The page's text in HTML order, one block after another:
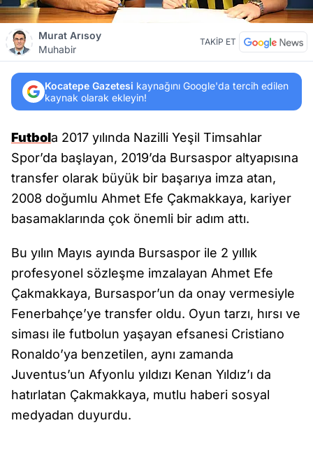
Murat Arısoy
Muhabir
TAKİP ET
Kocatepe Gazetesi kaynağını Google'da tercih edilen
kaynak olarak ekleyin!
Futbola 2017 yılında Nazilli Yeşil Timsahlar
Spor’da başlayan, 2019’da Bursaspor altyapısına
transfer olarak büyük bir başarıya imza atan,
2008 doğumlu Ahmet Efe Çakmakkaya, kariyer
basamaklarında çok önemli bir adım attı.
Bu yılın Mayıs ayında Bursaspor ile 2 yıllık
profesyonel sözleşme imzalayan Ahmet Efe
Çakmakkaya, Bursaspor’un da onay vermesiyle
Fenerbahçe’ye transfer oldu. Oyun tarzı, hırsı ve
siması ile futbolun yaşayan efsanesi Cristiano
Ronaldo’ya benzetilen, aynı zamanda
Juventus’un Afyonlu yıldızı Kenan Yıldız’ı da
hatırlatan Çakmakkaya, mutlu haberi sosyal
medyadan duyurdu.